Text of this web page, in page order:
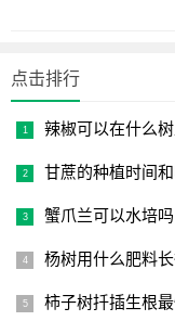
点击排行
辣椒可以在什么
甘蔗的种植时间
蟹爪兰可以水培
杨树用什么肥料
柿子树扦插生根